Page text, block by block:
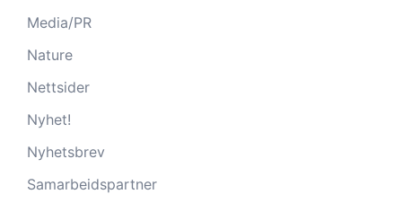
Media/PR
Nature
Nettsider
Nyhet!
Nyhetsbrev
Samarbeidspartner